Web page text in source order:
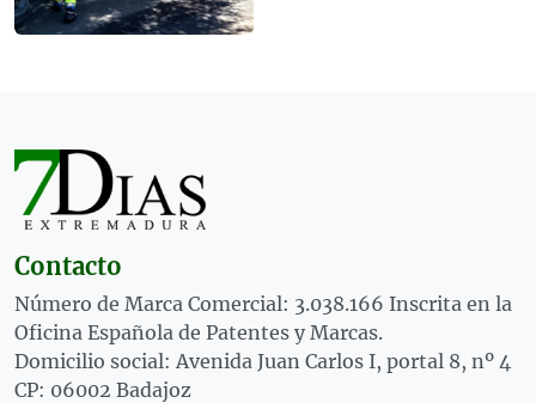
Contacto
Número de Marca Comercial: 3.038.166 Inscrita en la
Oficina Española de Patentes y Marcas.
Domicilio social: Avenida Juan Carlos I, portal 8, nº 4
CP: 06002 Badajoz